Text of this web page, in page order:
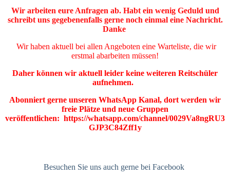
Wir arbeiten eure Anfragen ab. Habt ein wenig Geduld und
schreibt uns gegebenenfallsgerne noch einmal eine Nachricht.
Danke
Wir haben aktuell bei allen Angeboten eine Warteliste, die wir
erstmal abarbeiten müssen!
Daher können wir aktuell leider keine weiteren Reitschüler
aufnehmen.
Abonniert gerne unseren WhatsApp Kanal, dort werden wir
freie Plätze und neue Gruppen
veröffentlichen: https://whatsapp.com/channel/0029Va8ngRU3
GJP3C84Zff1y
Besuchen Sie uns auch gerne bei Facebook